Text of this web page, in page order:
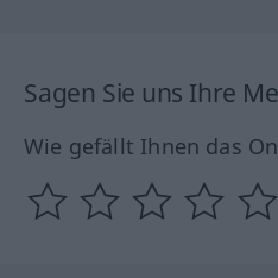
Sagen Sie uns Ihre
Wie gefällt Ihnen das